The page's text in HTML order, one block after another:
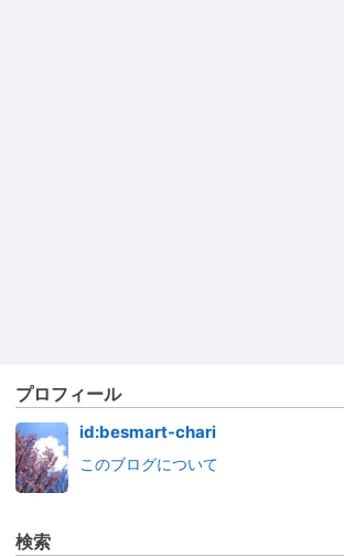
プロフィール
id:besmart-chari
このブログについて
検索